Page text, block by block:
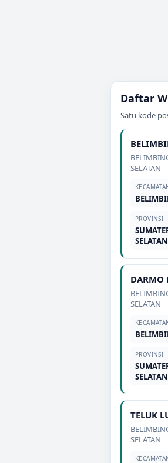
Daftar
Satu kode
SELATAN
PROVINSI
SELATAN
DARMO
SELATAN
PROVINSI
SELATAN
TELUK
SELATAN